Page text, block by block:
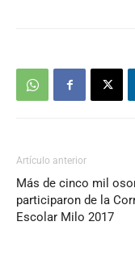
Artículo anterior
Más de cinco mil
participaron de la
Escolar Milo 2017